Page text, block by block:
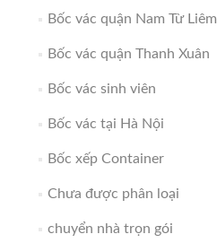
Bốc vác quận Nam Từ Liêm
Bốc vác quận Thanh Xuân
Bốc vác sinh viên
Bốc vác tại Hà Nội
Bốc xếp Container
Chưa được phân loại
chuyển nhà trọn gói